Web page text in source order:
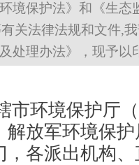
境保护法》和《生态
有关法律法规和文件,
处理办法》，现予以
市环境保护厅
放军环境保
各派出机构